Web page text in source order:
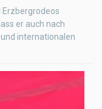
Erzbergrodeos
er auch nach
internationalen